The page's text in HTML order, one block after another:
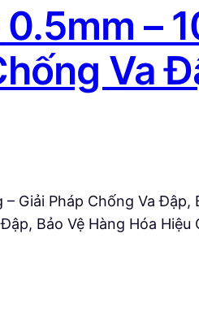
–
Va
Giải Pháp Chống Va
Bảo Vệ Hàng Hóa